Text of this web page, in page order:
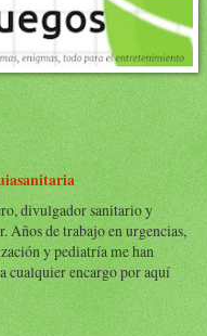
divulgador sanitario y
Años de trabajo en urgencias,
y pediatría me han
cualquier encargo por aquí